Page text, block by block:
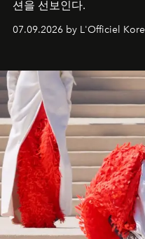
션을 선보인다.
07.09.2026 by L'Officiel